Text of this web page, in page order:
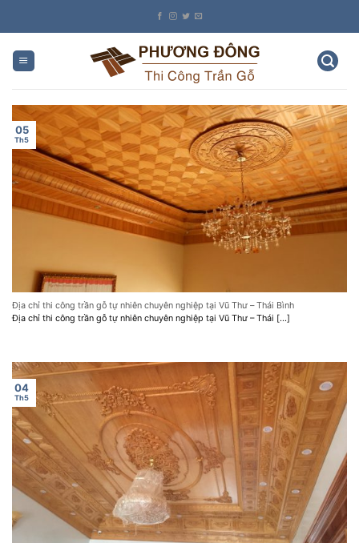
Địa chỉ thi công trần gỗ tự nhiên chuyên nghiệp tại Vũ Thư – Thái Bình
Địa chỉ thi công trần gỗ tự nhiên chuyên nghiệp tại Vũ Thư – Thái [...]
05
Th5
04
Th5